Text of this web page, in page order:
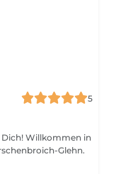
5
in
Glehn.